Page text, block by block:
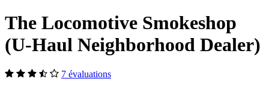
The Locomotive Smokeshop
(U-Haul Neighborhood Dealer)
7 évaluations